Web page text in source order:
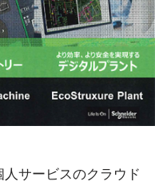
サービスのクラウド